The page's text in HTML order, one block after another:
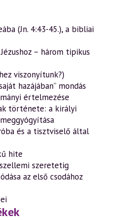
(Jn. 4:43-45.), a bibliai
– három tipikus
viszonyítunk?)
hazájában” mondás
értelmezése
története: a királyi
és a tisztviselő által
hite
szeretetig
az első csodához